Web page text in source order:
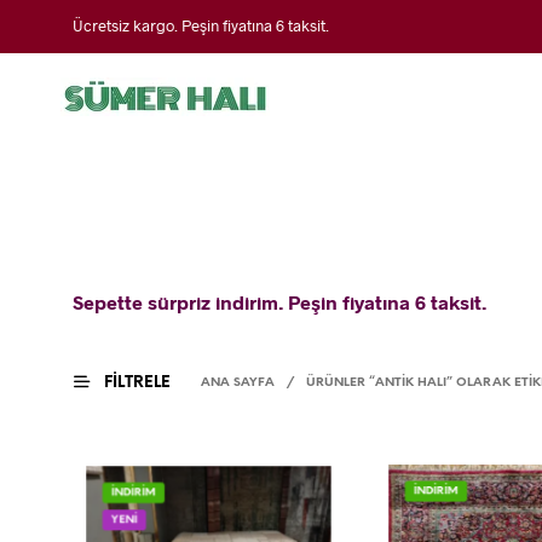
Ücretsiz kargo. Peşin fiyatına 6 taksit.
Sepette sürpriz indirim. Peşin fiyatına 6 taksit.
FILTRELE ANA SAYFA / ÜRÜNLER “ANTIK HALI” OLARAK
İNDİRİM
YENİ
İNDİRİM